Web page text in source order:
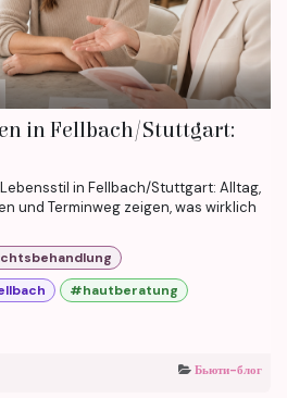
in Fellbach/Stuttgart:
in Fellbach/Stuttgart: Alltag,
und Terminweg zeigen, was wirklich
#hautberatung
Бьюти-блог